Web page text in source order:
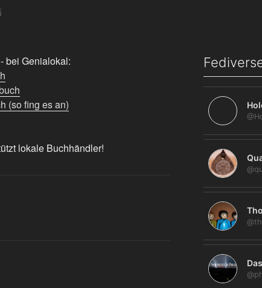
bei Genialokal:
(so fing es an)
lokale Buchhändler!